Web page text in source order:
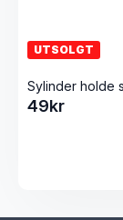
UTSOLGT
49kr